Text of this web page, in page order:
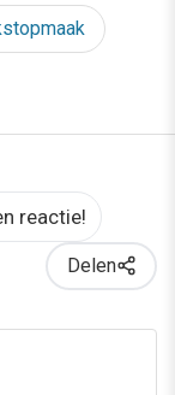
reactie!
Delen